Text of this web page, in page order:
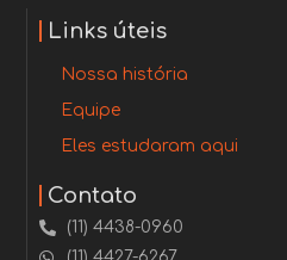
Links úteis
Nossa história
Equipe
Eles estudaram aqui
Contato
(11) 4438-0960